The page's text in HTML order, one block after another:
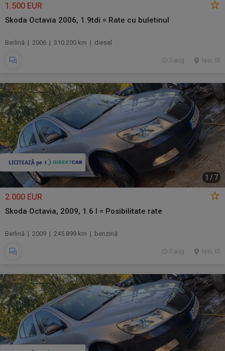
1.500 EUR
Skoda Octavia 2006, 1.9tdi = Rate cu buletinul
Berlină | 2006 | 310.200 km | diesel
Iasi, IS
3 aug.
1 / 7
2.000 EUR
Skoda Octavia, 2009, 1.6 I = Posibilitate rate
Berlină | 2009 | 245.899 km | benzină
Iasi, IS
3 aug.